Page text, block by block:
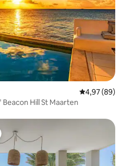
Gemiddelde
4,97 (89)
Aan het water "Bonjour" Beacon Hill St Maarten